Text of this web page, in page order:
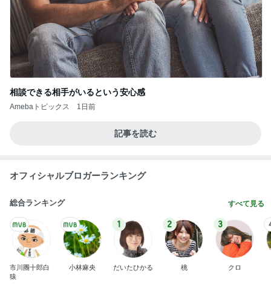
相談できる相手がいるという安心感
Amebaトピックス 1日前
記事を読む
オフィシャルブロガーランキング
総合ランキング すべて見る
市川團十郎白
猿
小林麻央
1
だいたひかる
2
桃
3
クロ